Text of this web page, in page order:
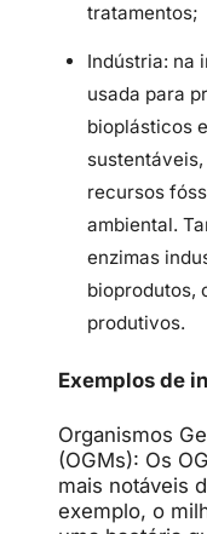
tratamentos;
Indústria: na
usada para
bioplásticos
recursos
ambiental.
enzimas
bioprodutos,
produtivos.
Exemplos de
Organismos
(OGMs): Os
mais notáveis
exemplo, o